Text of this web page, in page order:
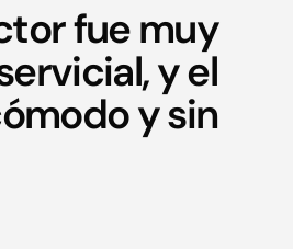
fue muy
y el
y sin